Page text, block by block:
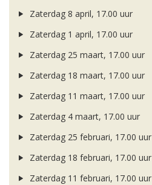
Zaterdag 8 april, 17.00 uur
Zaterdag 1 april, 17.00 uur
Zaterdag 25 maart, 17.00 uur
Zaterdag 18 maart, 17.00 uur
Zaterdag 11 maart, 17.00 uur
Zaterdag 4 maart, 17.00 uur
Zaterdag 25 februari, 17.00 uur
Zaterdag 18 februari, 17.00 uur
Zaterdag 11 februari, 17.00 uur